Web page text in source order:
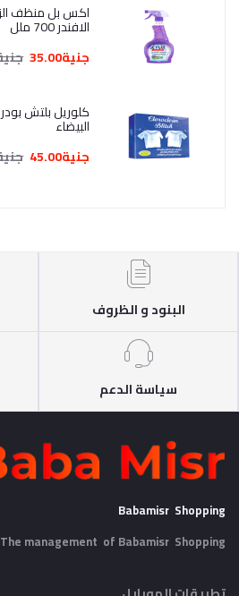
اكس بل منظف
الافندر 700 ملل
جنية35.00
كلوريل بلتش
البيضاء
جنية45.00
البنود و الظروف
سياسة الدعم
Babamisr Shopping
The management of Babamisr Shopping